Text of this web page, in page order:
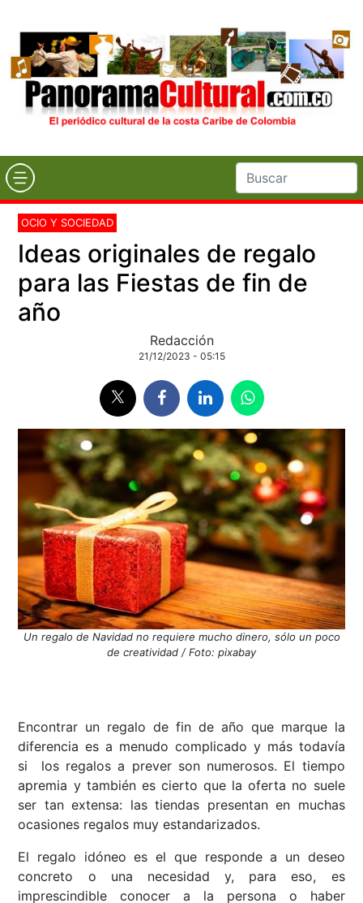
OCIO Y SOCIEDAD
Ideas originales de regalo
para las Fiestas de fin de
año
Redacción
21/12/2023 - 05:15
Un regalo de Navidad no requiere mucho dinero, sólo un poco
de creatividad / Foto: pixabay
Encontrar un regalo de fin de año que marque la
diferencia es a menudo complicado y más todavía
si los regalos a prever son numerosos. El tiempo
apremia y también es cierto que la oferta no suele
ser tan extensa: las tiendas presentan en muchas
ocasiones regalos muy estandarizados.
El regalo idóneo es el que responde a un deseo
concreto o una necesidad y, para eso, es
imprescindible conocer a la persona o haber